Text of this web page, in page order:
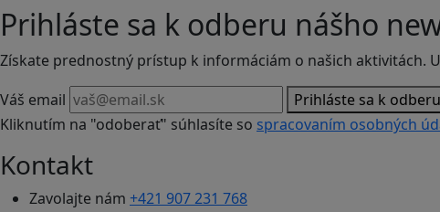
Prihláste sa k odberu nášho
Získate prednostný prístup k informáciám o našich aktivitách.
Váš email
Prihláste sa k odberu
Kliknutím na "odoberať" súhlasíte so spracovaním osobných
Kontakt
Zavolajte nám +421 907 231 768